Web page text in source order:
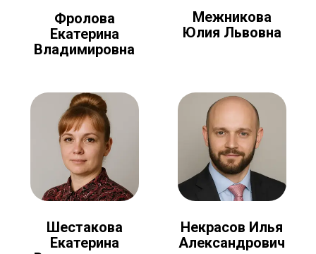
Фролова
Екатерина
Владимировна
Межникова
Юлия Львовна
Шестакова
Екатерина
Некрасов Илья
Александрович